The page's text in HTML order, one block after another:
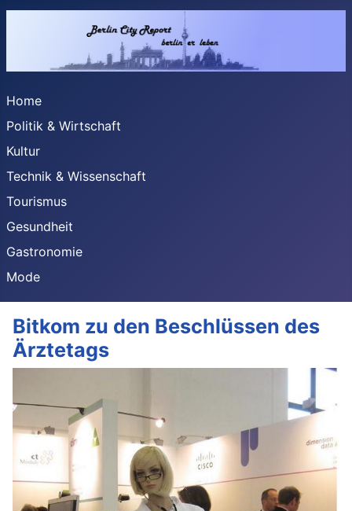
Home
Politik & Wirtschaft
Kultur
Technik & Wissenschaft
Tourismus
Gesundheit
Gastronomie
Mode
Bitkom zu den Beschlüssen des
Ärztetags